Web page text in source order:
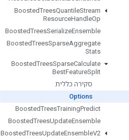
BoostedTreesQuantileStream
ResourceHandleOp
BoostedTreesSerializeEnsemble
BoostedTreesSparseAggregate
Stats
BoostedTreesSparseCalculate
BestFeatureSplit
סקירה כללית
Options
BoostedTreesTrainingPredict
BoostedTreesUpdateEnsemble
BoostedTreesUpdateEnsembleV2